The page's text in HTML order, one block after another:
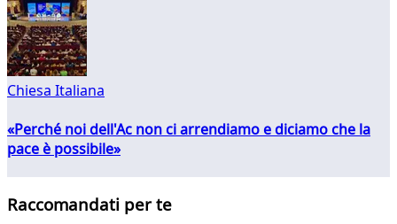
Chiesa Italiana
«Perché noi dell'Ac non ci arrendiamo e diciamo che la
pace è possibile»
Raccomandati per te